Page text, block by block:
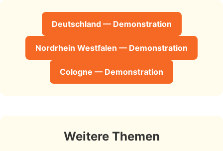
Deutschland — Demonstration
Nordrhein Westfalen — Demonstration
Cologne — Demonstration
Weitere Themen